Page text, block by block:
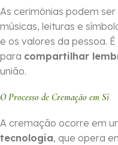
As cerimônias podem
músicas, leituras e
e os valores da pessoa.
para compartilhar
união.
O Processo de Cremação em Si
A cremação ocorre em
tecnologia, que opera